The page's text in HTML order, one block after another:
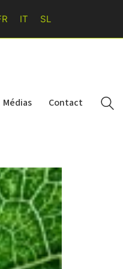
IT SL
Médias Contact